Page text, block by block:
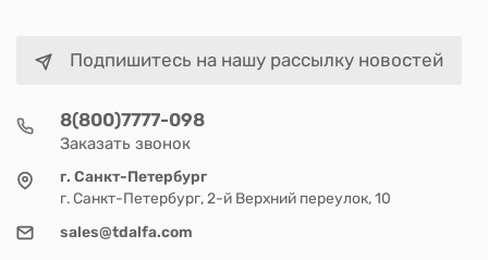
Подпишитесь на нашу рассылку новостей
8(800)7777-098
Заказать звонок
г. Санкт-Петербург
г. Санкт-Петербург, 2-й Верхний переулок, 10
sales@tdalfa.com